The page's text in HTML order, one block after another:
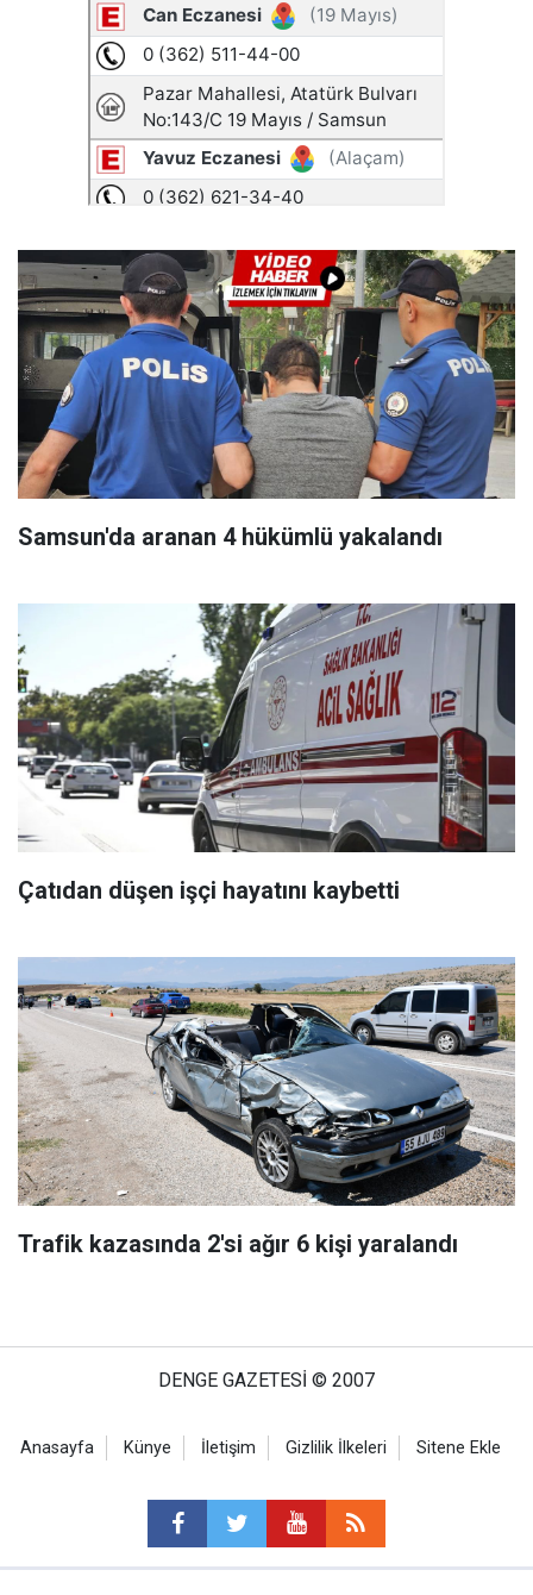
Samsun'da aranan 4 hükümlü yakalandı
Çatıdan düşen işçi hayatını kaybetti
Trafik kazasında 2'si ağır 6 kişi yaralandı
DENGE GAZETESİ © 2007
Anasayfa Künye İletişim Gizlilik İlkeleri Sitene Ekle